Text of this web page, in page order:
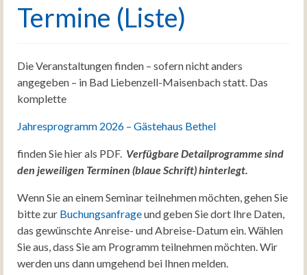
Termine (Liste)
Die Veranstaltungen finden – sofern nicht anders
angegeben – in Bad Liebenzell-Maisenbach statt. Das
komplette
Jahresprogramm 2026 – Gästehaus Bethel
finden Sie hier als PDF. Verfügbare Detailprogramme sind
den jeweiligen Terminen (blaue Schrift) hinterlegt.
Wenn Sie an einem Seminar teilnehmen möchten, gehen Sie
bitte zur Buchungsanfrageund geben Sie dort Ihre Daten,
das gewünschte Anreise- und Abreise-Datum ein. Wählen
Sie aus, dass Sie am Programm teilnehmen möchten. Wir
werden uns dann umgehend bei Ihnen melden.